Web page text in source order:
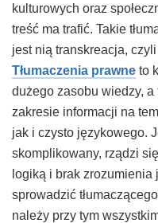
kulturowych oraz
treść ma trafić. Takie
jest nią transkreacja,
Tłumaczenia prawne to
dużego zasobu wiedzy,
zakresie informacji na
jak i czysto językowego.
skomplikowany, rządzi
logiką i brak
sprowadzić
należy przy tym